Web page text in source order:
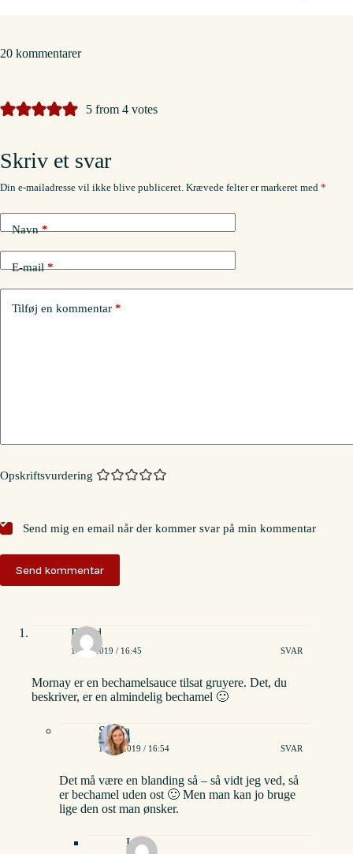
20 kommentarer
5 from 4 votes
Skriv et svar
Din e-mailadresse vil ikke blive publiceret. Krævede felter er markeret med *
Navn*
E-mail*
Tilføj en kommentar *
Opskriftsvurdering
Send mig en email når der kommer svar på min kommentar
Send kommentar
David
14/06/2019 / 16:45 SVAR
Mornay er en bechamelsauce tilsat gruyere. Det, du
beskriver, er en almindelig bechamel 🙂
Stinna
14/06/2019 / 16:54 SVAR
Det må være en blanding så – så vidt jeg ved, så
er bechamel uden ost 🙂 Men man kan jo bruge
lige den ost man ønsker.
Lisa